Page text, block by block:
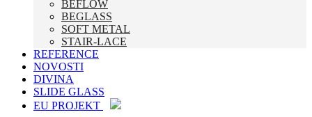
BEFLOW
BEGLASS
SOFT METAL
STAIR-LACE
REFERENCE
NOVOSTI
DIVINA
SLIDE GLASS
EU PROJEKT